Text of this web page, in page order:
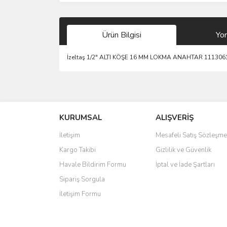
Ürün Bilgisi
İzeltaş 1/2" ALTI KÖŞE 16 MM LOKMA ANAHTAR
Ürün resmi kalitesiz, bozuk veya görüntülenemiyor.
Ürün açıklamasında eksik bilgiler bulunuyor.
Ürün bilgilerinde hatalar bulunuyor.
Ürün fiyatı diğer sitelerden daha pahalı.
Bu ürüne benzer farklı alternatifler olmalı.
KURUMSAL
İletişim
Kargo Takibi
Havale Bildirim Formu
Sipariş Sorgula
İletişim Formu
ALIŞVERİŞ
Mesafeli Satış
Gizlilik ve Güvenlik
İptal ve İade Şartları